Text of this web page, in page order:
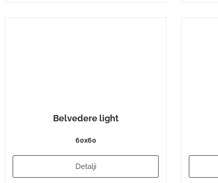
Belvedere light
60x60
Detalji